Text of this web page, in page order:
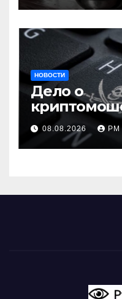
НОВОСТИ
Дело о
терроризму
08.08.2026 РМ